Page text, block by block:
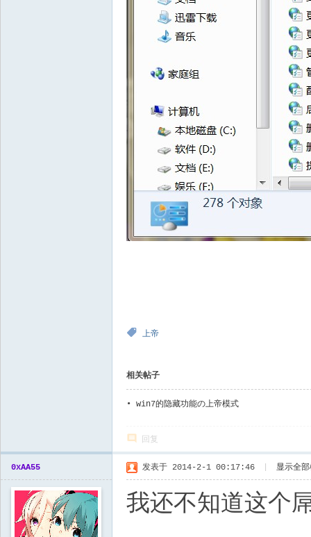
上帝
相关帖子
• win7的隐藏功能の上帝模式
回复
0xAA55 发表于 2014-2-1 00:17:46 显示全
我还不知道这个